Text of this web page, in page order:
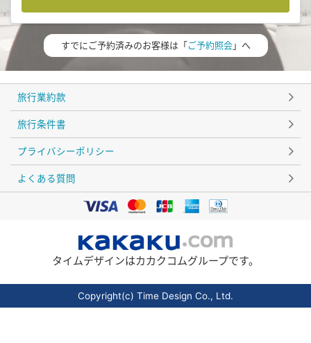
すでにご予約済みのお客様は「ご予約照会」へ
旅行業約款
旅行条件書
プライバシーポリシー
よくある質問
タイムデザインはカカクコムグループです。
Copyright(c) Time Design Co., Ltd.